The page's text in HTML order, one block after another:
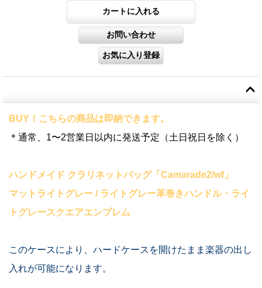
BUY！こちらの商品は即納できます。
＊通常、1〜2営業日以内に発送予定（土日祝日を除く）
ハンドメイド クラリネットバッグ「Camarade2/wf」
マットライトグレー / ライトグレー革巻きハンドル・ライ
トグレースクエアエンブレム
このケースにより、ハードケースを開けたまま楽器の出し
入れが可能になります。